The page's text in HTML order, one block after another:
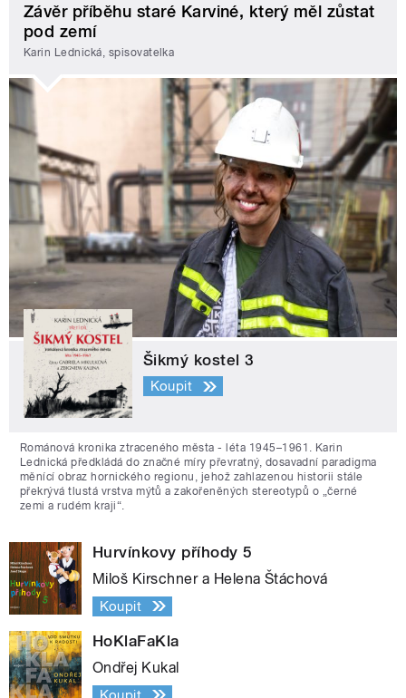
Závěr příběhu staré Karviné, který měl zůstat
pod zemí
Karin Lednická, spisovatelka
Šikmý kostel 3
Koupit
Románová kronika ztraceného města - léta 1945–1961. Karin
Lednická předkládá do značné míry převratný, dosavadní paradigma
měnící obraz hornického regionu, jehož zahlazenou historii stále
překrývá tlustá vrstva mýtů a zakořeněných stereotypů o „černé
zemi a rudém kraji“.
Hurvínkovy příhody 5
Miloš Kirschner a Helena Štáchová
Koupit
HoKlaFaKla
Ondřej Kukal